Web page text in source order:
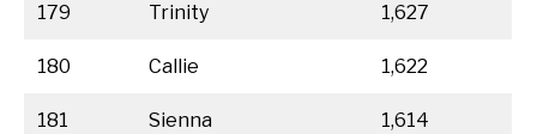
179 Trinity 1,627
180 Callie 1,622
181 Sienna 1,614